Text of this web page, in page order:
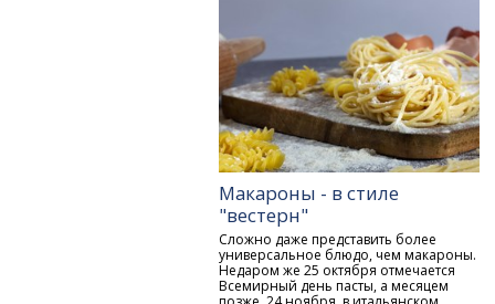
Макароны - в стиле
"вестерн"
Сложно даже представить более
универсальное блюдо, чем макароны.
Недаром же 25 октября отмечается
Всемирный день пасты, а месяцем